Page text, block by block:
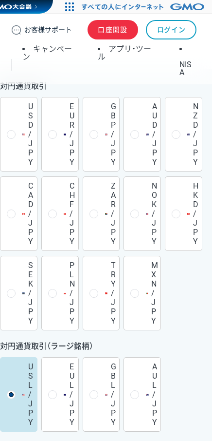
お客様サポート 口座開設 ログイン
キャンペー
ン
アプリ・ツー
ル
NIS
A
対円通貨取引
U
S
D
/
J
P
Y
E
U
R
/
J
P
Y
G
B
P
/
J
P
Y
A
U
D
/
J
P
Y
N
Z
D
/
J
P
Y
C
A
D
/
J
P
Y
C
H
F
/
J
P
Y
Z
A
R
/
J
P
Y
N
O
K
/
J
P
Y
H
K
D
/
J
P
Y
S
E
K
/
J
P
Y
P
L
N
/
J
P
Y
T
R
Y
/
J
P
Y
M
X
N
/
J
P
Y
対円通貨取引（ラージ銘柄）
U
S
L
/
J
P
Y
E
U
L
/
J
P
Y
G
B
L
/
J
P
Y
A
U
L
/
J
P
Y